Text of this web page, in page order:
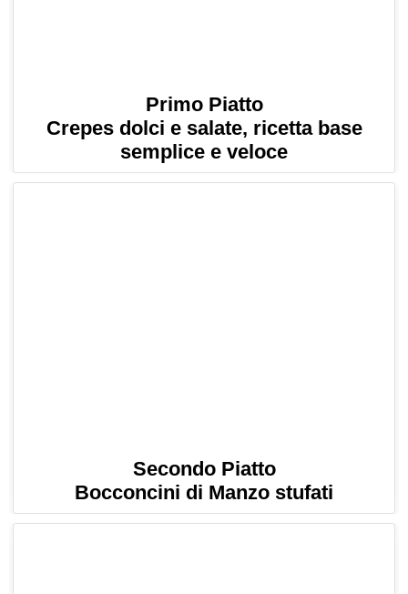
Primo Piatto
Crepes dolci e salate, ricetta base
semplice e veloce
Secondo Piatto
Bocconcini di Manzo stufati